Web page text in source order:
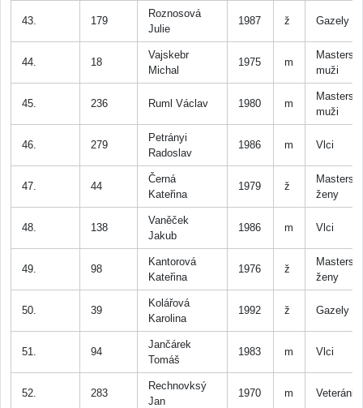
43. 179
Roznosová
Julie
1987 ž Gazely
44. 18
Vajskebr
Michal
1975 m
Masters
muži
45. 236 Ruml Václav 1980 m
Masters
muži
46. 279
Petrányi
Radoslav
1986 m Vlci
47. 44
Černá
Kateřina
1979 ž
Masters
ženy
48. 138
Vaněček
Jakub
1986 m Vlci
49. 98
Kantorová
Kateřina
1976 ž
Masters
ženy
50. 39
Kolářová
Karolina
1992 ž Gazely
51. 94
Jančárek
Tomáš
1983 m Vlci
52. 283
Rechnovksý
Jan
1970 m Veteráni